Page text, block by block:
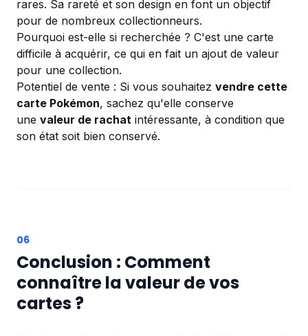
rares. Sa rareté et son design en font un objectif
pour de nombreux collectionneurs.
Pourquoi est-elle si recherchée ? C'est une carte
difficile à acquérir, ce qui en fait un ajout de valeur
pour une collection.
Potentiel de vente : Si vous souhaitez vendre cette
carte Pokémon, sachez qu'elle conserve
une valeur de rachat intéressante, à condition que
son état soit bien conservé.
Conclusion : Comment
connaître la valeur de vos
cartes ?